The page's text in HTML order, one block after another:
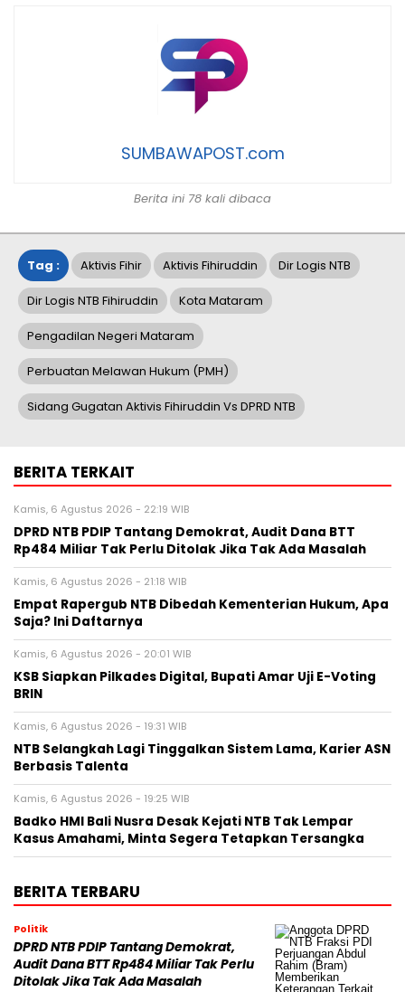
SUMBAWAPOST.com
Berita ini 78 kali dibaca
Tag : Aktivis Fihir Aktivis Fihiruddin Dir Logis NTB
Dir Logis NTB Fihiruddin Kota Mataram
Pengadilan Negeri Mataram
Perbuatan Melawan Hukum (PMH)
Sidang Gugatan Aktivis Fihiruddin Vs DPRD NTB
BERITA TERKAIT
Kamis, 6 Agustus 2026 - 22:19 WIB
DPRD NTB PDIP Tantang Demokrat, Audit Dana BTT
Rp484 Miliar Tak Perlu Ditolak Jika Tak Ada Masalah
Kamis, 6 Agustus 2026 - 21:18 WIB
Empat Rapergub NTB Dibedah Kementerian Hukum, Apa
Saja? Ini Daftarnya
Kamis, 6 Agustus 2026 - 20:01 WIB
KSB Siapkan Pilkades Digital, Bupati Amar Uji E-Voting
BRIN
Kamis, 6 Agustus 2026 - 19:31 WIB
NTB Selangkah Lagi Tinggalkan Sistem Lama, Karier ASN
Berbasis Talenta
Kamis, 6 Agustus 2026 - 19:25 WIB
Badko HMI Bali Nusra Desak Kejati NTB Tak Lempar
Kasus Amahami, Minta Segera Tetapkan Tersangka
BERITA TERBARU
Politik
DPRD NTB PDIP Tantang Demokrat,
Audit Dana BTT Rp484 Miliar Tak Perlu
Ditolak Jika Tak Ada Masalah